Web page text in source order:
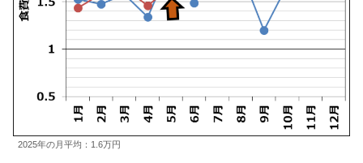
2025年の月平均：1.6万円